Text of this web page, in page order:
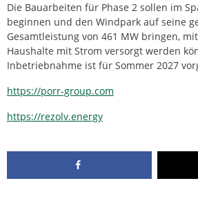
Die Bauarbeiten für Phase 2 sollen im
beginnen und den Windpark auf seine
Gesamtleistung von 461 MW bringen,
Haushalte mit Strom versorgt werden
Inbetriebnahme ist für Sommer 2027
https://porr-group.com
https://rezolv.energy